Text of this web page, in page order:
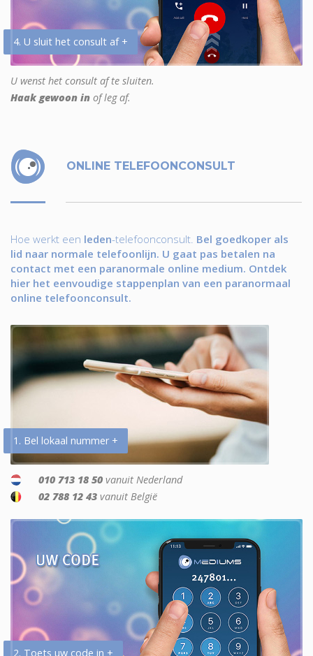
4. U sluit het consult af +
U wenst het consult af te sluiten.
Haak gewoon in of leg af.
ONLINE TELEFOONCONSULT
Hoe werkt een leden-telefoonconsult. Bel goedkoper als
lid naar normale telefoonlijn. U gaat pas betalen na
contact met een paranormale online medium. Ontdek
hier het eenvoudige stappenplan van een paranormaal
online telefoonconsult.
1. Bel lokaal nummer +
010 713 18 50 vanuit Nederland
02 788 12 43 vanuit België
2. Toets uw code in +